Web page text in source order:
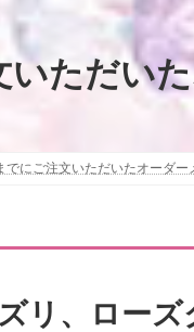
いただい
でにご注文いただいたオーダー
リ、ローズ